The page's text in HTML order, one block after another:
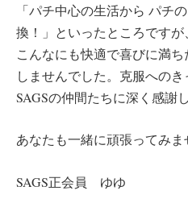
「パチ中心の生活から パチ
換！」といったところです
こんなにも快適で喜びに満
しませんでした。克服へのき
SAGSの仲間たちに深く感謝
あなたも一緒に頑張ってみま
SAGS正会員 ゆゆ